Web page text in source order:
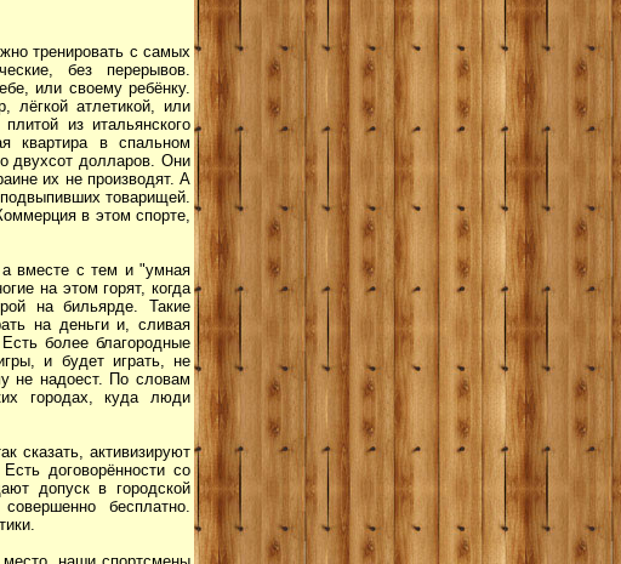
тренировать с самых
без перерывов.
или своему ребёнку.
лёгкой атлетикой, или
из итальянского
квартира в спальном
двухсот долларов. Они
их не производят. А
товарищей.
в этом спорте,
а вместе с тем и "умная
на этом горят, когда
на бильярде. Такие
на деньги и, сливая
более благородные
и будет играть, не
не надоест. По словам
городах, куда люди
сказать, активизируют
договорённости со
допуск в городской
бесплатно.